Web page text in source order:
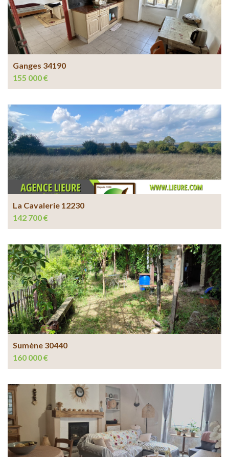
Ganges 34190
155 000 €
La Cavalerie 12230
142 700 €
Sumène 30440
160 000 €